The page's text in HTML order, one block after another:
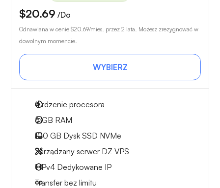
$20.69 /Do
Odnawiana w cenie $20.69/mies. przez 2 lata. Możesz zrezygnować w
dowolnym momencie.
WYBIERZ
4rdzenie procesora
6 GB RAM
100 GB Dysk SSD NVMe
Zarządzany serwer DZ VPS
1 IPv4 Dedykowane IP
Transfer bez limitu